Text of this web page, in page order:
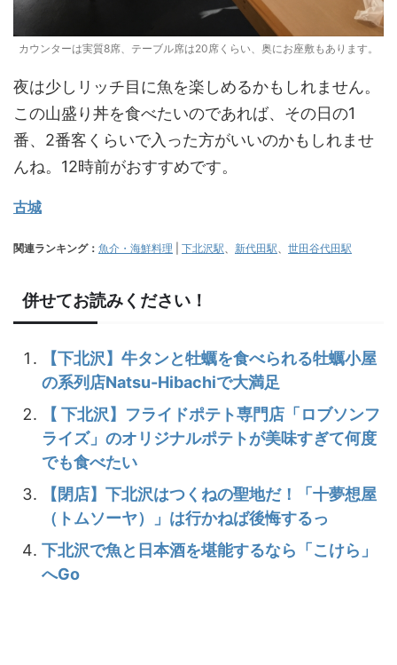
カウンターは実質8席、テーブル席は20席くらい、奥にお座敷もあります。
夜は少しリッチ目に魚を楽しめるかもしれません。
この山盛り丼を食べたいのであれば、その日の1
番、2番客くらいで入った方がいいのかもしれませ
んね。12時前がおすすめです。
古城
関連ランキング： 魚介・海鮮料理 下北沢駅、 新代田駅、 世田谷代田駅
併せてお読みください！
【下北沢】牛タンと牡蠣を食べられる牡蠣小屋
の系列店Natsu-Hibachiで大満足
【 下北沢】フライドポテト専門店「ロブソンフ
ライズ」のオリジナルポテトが美味すぎて何度
でも食べたい
【閉店】下北沢はつくねの聖地だ！「十夢想屋
（トムソーヤ）」は行かねば後悔するっ
下北沢で魚と日本酒を堪能するなら「こけら」
へGo